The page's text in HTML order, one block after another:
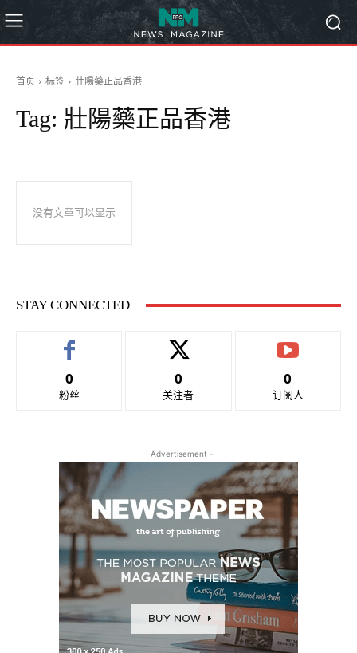
首页 标签 壯陽藥正品香港
Tag: 壯陽藥正品香港
没有文章可以显示
STAY CONNECTED
0
粉丝
0
关注者
0
订阅人
- Advertisement -